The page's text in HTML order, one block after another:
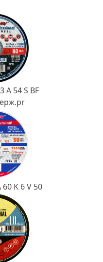
A 54 S BF
60 K 6 V 50